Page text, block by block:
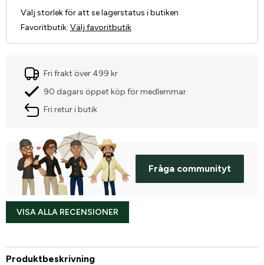
Välj storlek för att se lagerstatus i butiken
Favoritbutik: Välj favoritbutik
Fri frakt över 499 kr
90 dagars öppet köp för medlemmar
Fri retur i butik
Fråga communityt
VISA ALLA RECENSIONER
Produktbeskrivning